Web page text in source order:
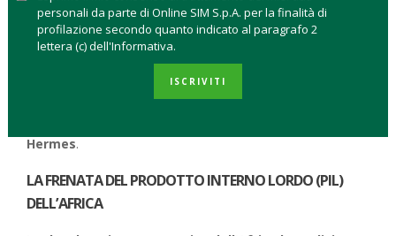
del Congo con un risultato incerto e la richiesta di una nuova
votazione. In questo scenario, ildebito pubblico è arrivato
dell’Africa sub-sahariana è sicuramente un punto debole, ma
sono diversi i punti di forza su cui il continente può costruire il
Hermes.
LA FRENATA DEL PRODOTTO INTERNO LORDO (PIL)
DELL’AFRICA
personali da parte di Online SIM S.p.A. per la finalità di
profilazione secondo quanto indicato al paragrafo 2
lettera (c) dell'Informativa.
ISCRIVITI